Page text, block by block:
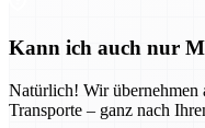
Kann ich auch nur
Natürlich! Wir übernehmen
Transporte – ganz nach